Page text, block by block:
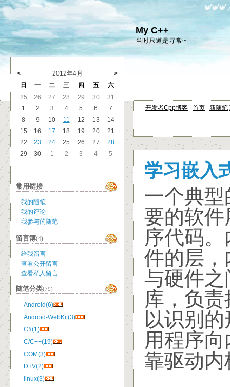
My C++
当时只道是寻常~
开发者Cpp博客 首页 新随笔
学习嵌入
一个典
要的软
序代码。
件的层
与硬件
库，负
以识别
用程序
靠驱动
< 2012年4月
>
日
一 二 三 四 五
六
25
26 27 28 29 30
31
1
2 3 4 5 6
7
8
9 10 11 12 13
14
15
16 17 18 19 20
21
22
23 24 25 26 27
28
29
30 1 2 3 4 5
常用链接
我的随笔
我的评论
我参与的随笔
留言簿(4)
给我留言
查看公开留言
查看私人留言
随笔分类(79)
Android(6)
Android-WebKit(3)
C#(1)
C/C++(19)
COM(3)
DTV(2)
linux(3)